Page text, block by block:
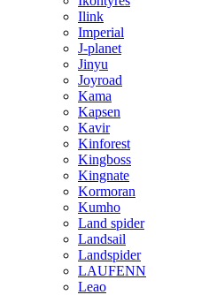
Ilink
Imperial
J-planet
Jinyu
Joyroad
Kama
Kapsen
Kavir
Kinforest
Kingboss
Kingnate
Kormoran
Kumho
Land spider
Landsail
Landspider
LAUFENN
Leao